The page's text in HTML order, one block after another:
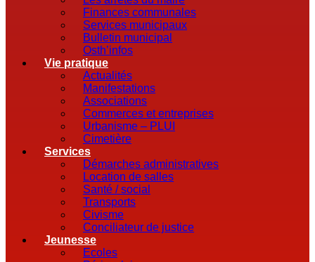
Finances communales
Services municipaux
Bulletin municipal
Osth’infos
Vie pratique
Actualités
Manifestations
Associations
Commerces et entreprises
Urbanisme – PLUI
Cimetière
Services
Démarches administratives
Location de salles
Santé / social
Transports
Civisme
Conciliateur de justice
Jeunesse
Ecoles